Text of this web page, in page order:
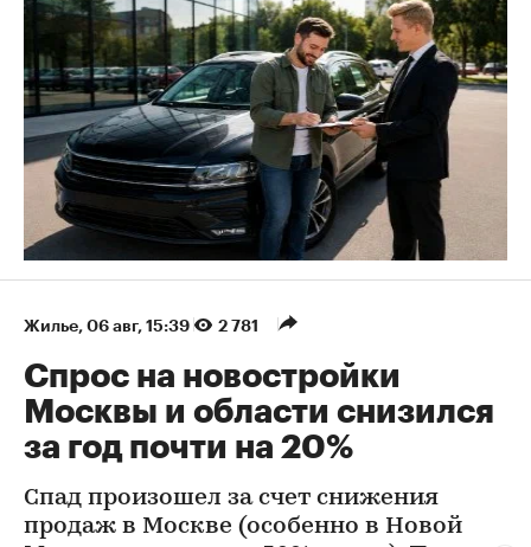
Жилье⁠, 06 авг, 15:39 2 781
Спрос на новостройки
Москвы и области снизился
за год почти на 20%
Спад произошел за счет снижения
продаж в Москве (особенно в Новой